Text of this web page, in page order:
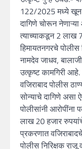
122/2025 मध्ये खून
दागिणे चोरून
त्याच्याकडून 2 लाख
हिमायतनगरचे
नामदेव जाधव,
उत्कृष्ट कामगिरी आहे.
वजिराबाद पोलीस
सोन्याचे दागिणे असा
पोलीसांनी
लाख 20 हजार
प्रकरणात
पोलीस निरिक्षक